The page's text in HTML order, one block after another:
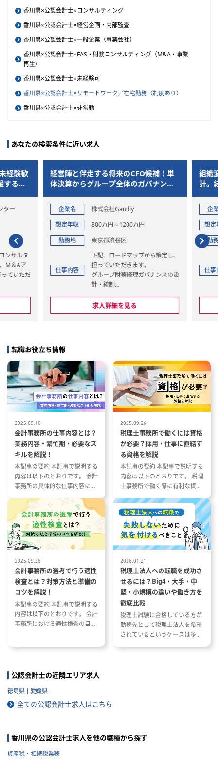
香川県×公認会計士×コンサルティング
香川県×公認会計士×経営企画・内部監査
香川県×公認会計士×一般企業（事業会社）
香川県×公認会計士×FAS・財務コンサルティング（M&A・事業
再生）
香川県×公認会計士×未経験可
香川県×公認会計士×リモートワーク／在宅勤務（制度あり）
香川県×公認会計士×非常勤
あなたの検索条件に近い求人
験歓
るコ
ー
サルタ
＆Aア
いただ
を実行
提案・
スキー
対策の
関する
律だけ
成など
るプロ
に対す
への研
経営陣と伴走する将来のCFO候補！単
体決算からグループ全体のガバナンス
企業名
株式会社Gaudiy
想定年収
800万円～1200万円
勤務地
東京都渋谷区
仕事内容
下記、ロードマップから策定し、
担っていただきます。
グループ財務経理ガバナンスの設
計・統制
各機能の職務分掌設計と組織化
グループ全体のキャッシュ・マネ
なお、こちらは最終的な期待値の
ため、まずは当社単体を担当（上
記のように単体の経理、財務、税
務の全ての領域）しながらグルー
プ全体の取り纏めしていただくこ
とから入っていただく形を想定し
ております。将来的には、IPO、I
EOを実現させるためのお力添え
をいただく予定です。
求人詳細を見る
組織
計。
企業
想定
勤務
仕事
転職お役立ち情報
2025.09.10
会計事務所の仕事内容とは？
業務内容・繁忙期・必要なス
キルを解説！
本記事の要約 本記事で説明する
内容は以下のとおりです。 会計
事務所の具体的な仕事内容につ
繁忙期について 会計事務所で働
く際に役立つ資格や経験につい
て
2025.09.26
税理士事務所で働くには資格
が必要？採用・仕事に直結す
る資格を解説
本記事の要約 本記事で説明する
内容は以下のとおりです。 税理
士事務所で働く際に有利な資格
内容と資格が与える影響 資格や
スキルを活かした税理士事務所
への転職成功事例
2025.09.26
会計事務所の選考で行う適性
検査とは？対策方法と準備の
コツを解説！
本記事の要約 本記事で説明する
内容は以下のとおりです。 会計
事務所における適性検査の目的
2026.01.21
税理士法人への転職を成功さ
せるには？Big4・大手・中
堅・小規模の違いや働き方を
徹底比較
税理士試験に合格している方が
勤務先として税理士法人を希望
されているというケースは多い
因になりかねません。 以下では
公認会計士の近隣エリア求人
徳島県 愛媛県
全ての公認会計士求人はこちら
香川県の公認会計士求人を他の職種から探す
資産税・相続税業務